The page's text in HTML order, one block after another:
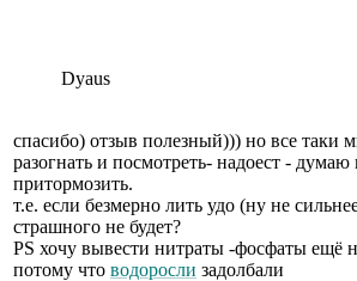
Dyaus
спасибо) отзыв полезный))) но все таки
разогнать и посмотреть- надоест -
притормозить.
т.е. если безмерно лить удо (ну не
страшного не будет?
PS хочу вывести нитраты -фосфаты ещё
потому что водоросли задолбали